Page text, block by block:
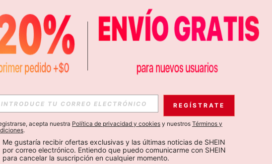
APP
OFERTAS EXCLUSIVAS, PROMOCIONES Y NOTICIAS DE SHEIN
Suscribir
REGÍSTRATE
acepta nuestra Política de privacidad y cookies y nuestros Términos y
.
Me gustaría recibir ofertas exclusivas y las últimas noticias de SHEIN
por correo electrónico. Entiendo que puedo comunicarme con SHEIN
para cancelar la suscripción en cualquier momento.